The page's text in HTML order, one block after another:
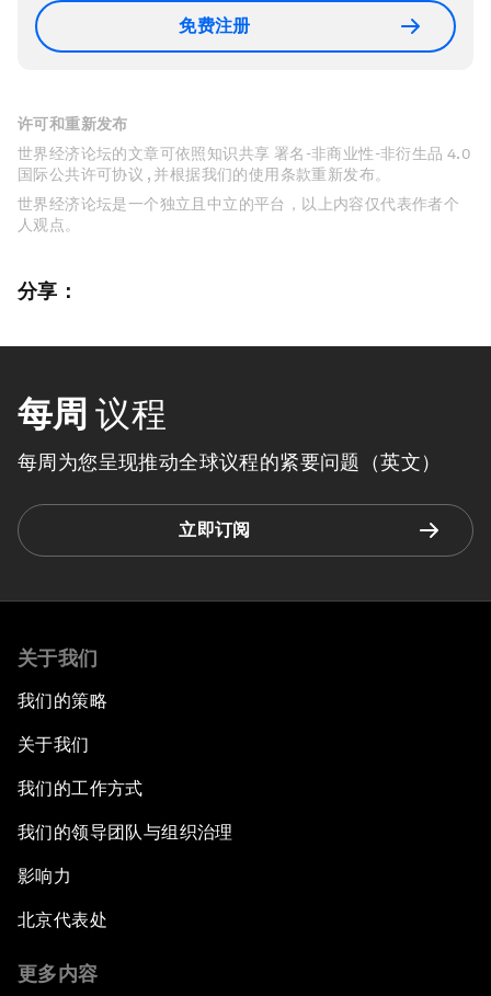
免费注册
许可和重新发布
世界经济论坛的文章可依照知识共享 署名-非商业性-非衍生品 4.0
国际公共许可协议 , 并根据我们的使用条款重新发布。
世界经济论坛是一个独立且中立的平台，以上内容仅代表作者个
人观点。
分享：
每周 议程
每周为您呈现推动全球议程的紧要问题（英文）
立即订阅
关于我们
我们的策略
关于我们
我们的工作方式
我们的领导团队与组织治理
影响力
北京代表处
更多内容